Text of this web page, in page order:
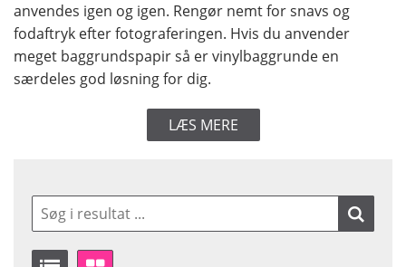
anvendes igen og igen. Rengør nemt for snavs og
fodaftryk efter fotograferingen. Hvis du anvender
meget baggrundspapir så er vinylbaggrunde en
særdeles god løsning for dig.
LÆS MERE